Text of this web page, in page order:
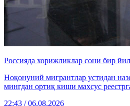
Россияда хорижликлар сони бир
Ноқонуний мигрантлар устидан
мингдан ортиқ киши махсус
22:43 / 06.08.2026